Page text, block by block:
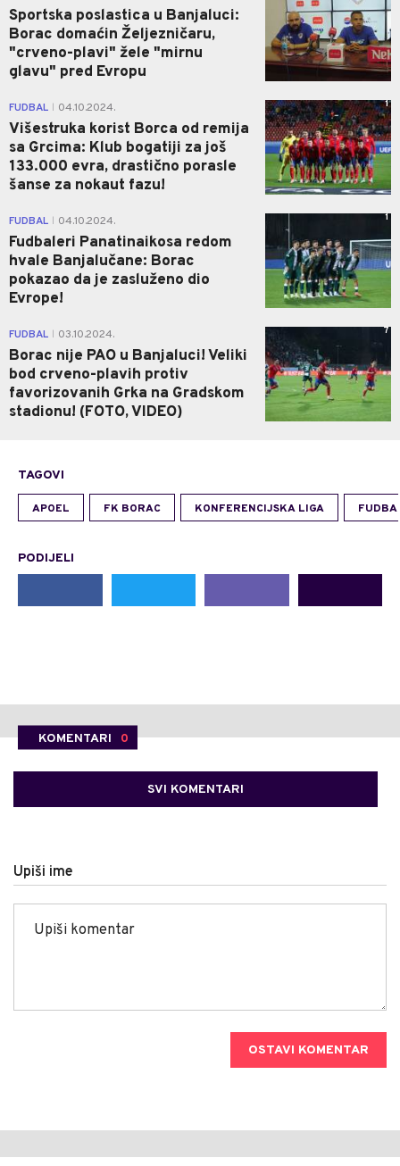
Sportska poslastica u Banjaluci:
Borac domaćin Željezničaru,
"crveno-plavi" žele "mirnu
glavu" pred Evropu
FUDBAL 04.10.2024.
Višestruka korist Borca od remija
sa Grcima: Klub bogatiji za još
133.000 evra, drastično porasle
šanse za nokaut fazu!
1
FUDBAL 04.10.2024.
Fudbaleri Panatinaikosa redom
hvale Banjalučane: Borac
pokazao da je zasluženo dio
Evrope!
1
FUDBAL 03.10.2024.
Borac nije PAO u Banjaluci! Veliki
bod crveno-plavih protiv
favorizovanih Grka na Gradskom
stadionu! (FOTO, VIDEO)
7
TAGOVI
APOEL FK BORAC KONFERENCIJSKA LIGA
PODIJELI
KOMENTARI 0
SVI KOMENTARI
Upiši ime
OSTAVI KOMENTAR